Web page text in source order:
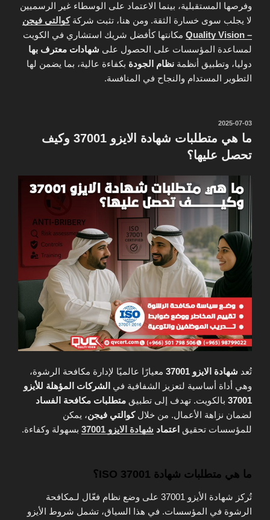
وفرصها المستقبلية، بينما الاعتماد على الوسطاء غير الرسميين
لا يجلب سوى خسارة الثقة. ومن هنا، تثبت شركةكوالتى فيجن
– Quality Vision
مكانتها كأفضل شريك استشاري في الكويت
لمساعدة المؤسسات على الحصول على شهادات معترف بها
دوليا، وتطبيق أنظمة نظام الجودة بكفاءة عالية، بما يضمن لها
التطوير المستدام والنجاح في المنافسة.
نُشر
في
2025-07-03
ما هي متطلبات شهادة الايزو 37001 وكيف
تحصل عليها؟
تُعد شهادة الايزو 37001
معيارًا عالميًا لإدارة مكافحة الرشوة،
وهي أداة أساسية لتعزيز الشفافية في الشركات المؤهلة للأيزو
37001 بالكويت. تهدف إلى تطبيق متطلبات مكافحة الفساد
لضمان نزاهة الأعمال. من خلالكوالتي فيجن، يمكن
للمؤسسات تحقيق اعتماد شهادة الايزو 37001 بسهولة وكفاءة.
ما هي متطلبات شهادة ISO 37001؟
تُركز شهادة الأيزو 37001 على وضع نظام فعّال لـمكافحة
الرشوة في المؤسسات. في هذا السياق، تشمل شروط الأيزو